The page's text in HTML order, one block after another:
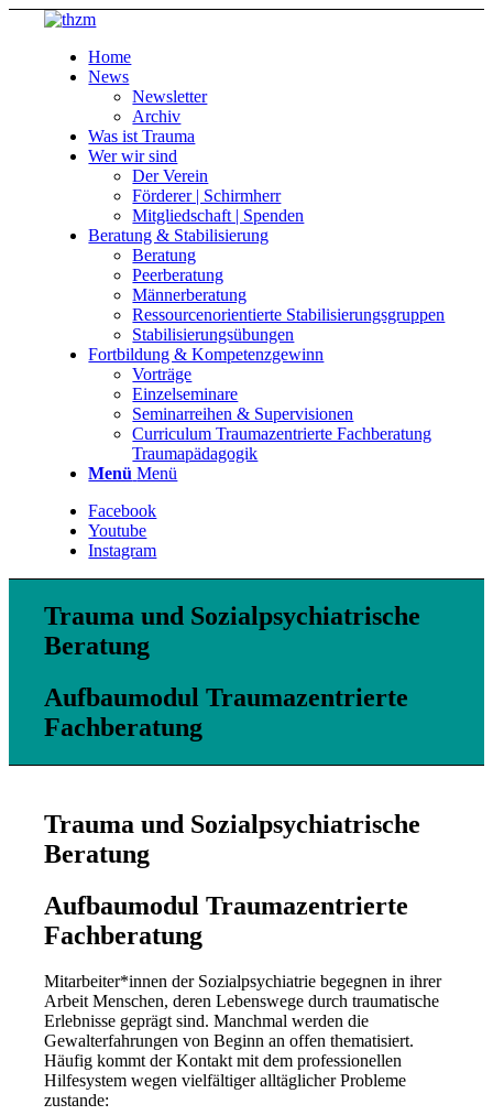
Home
News
Newsletter
Archiv
Was ist Trauma
Wer wir sind
Der Verein
Förderer | Schirmherr
Mitgliedschaft | Spenden
Beratung & Stabilisierung
Beratung
Peerberatung
Männerberatung
Ressourcenorientierte Stabilisierungsgruppen
Stabilisierungsübungen
Fortbildung & Kompetenzgewinn
Vorträge
Einzelseminare
Seminarreihen & Supervisionen
Curriculum Traumazentrierte Fachberatung
Traumapädagogik
Menü Menü
Facebook
Youtube
Instagram
Trauma und Sozialpsychiatrische
Beratung
Aufbaumodul Traumazentrierte
Fachberatung
Trauma und Sozialpsychiatrische
Beratung
Aufbaumodul Traumazentrierte
Fachberatung
Mitarbeiter*innen der Sozialpsychiatrie begegnen in ihrer
Arbeit Menschen, deren Lebenswege durch traumatische
Erlebnisse geprägt sind. Manchmal werden die
Gewalterfahrungen von Beginn an offen thematisiert.
Häufig kommt der Kontakt mit dem professionellen
Hilfesystem wegen vielfältiger alltäglicher Probleme
zustande: